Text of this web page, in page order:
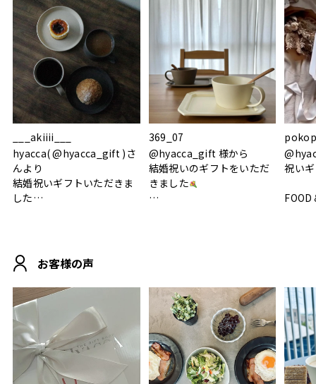
___akiiii___
hyacca( @hyacca_gift )さ
んより
結婚祝いギフトいただきま
した
おうちカフェもお洒落にな
って嬉しい𖠚 ⡱
.
#hyacca #結婚祝い
369_07
@hyacca_gift 様から
結婚祝いのギフトをいただ
きました
素敵なギフトを
ありがとうございました
#hyacca #結婚祝い
#お祝い #プレゼント
祝い
FOOD
真っ
いい
#結婚
淡色
結婚
色イ
お客様の声